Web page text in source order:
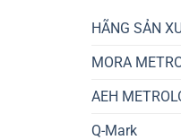
HÃNG SẢN
MORA
AEH
Q-Mark